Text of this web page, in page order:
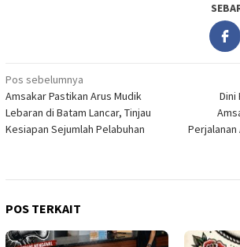
Navigasi
pos
Pos sebelumnya
Amsakar Pastikan Arus Mudik
Lebaran di Batam Lancar, Tinjau
Kesiapan Sejumlah Pelabuhan
Dini
Perjalanan
POS TERKAIT